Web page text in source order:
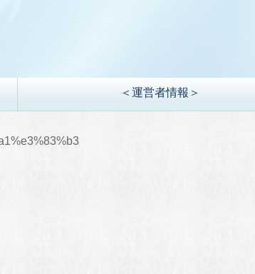
＜運営者情報＞